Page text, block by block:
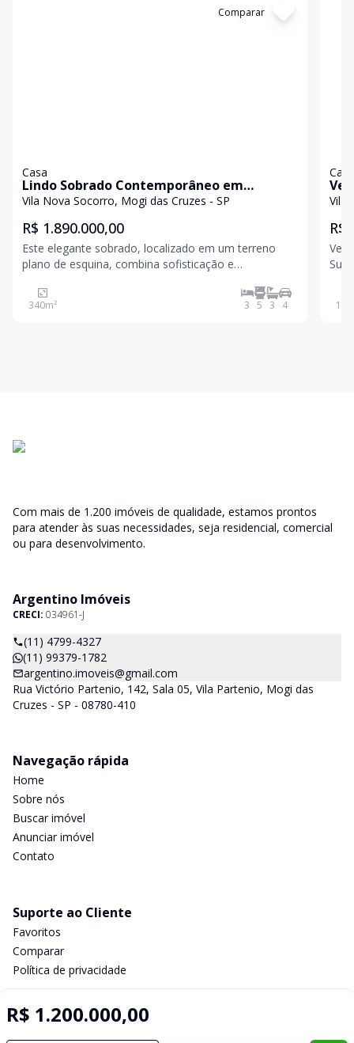
Comparar
Casa
Lindo Sobrado Contemporâneo em
Terreno de Esquina com 600 m²
Vila Nova Socorro, Mogi das Cruzes - SP
R$ 1.890.000,00
Este elegante sobrado, localizado em um terreno
plano de esquina, combina sofisticação e
pensado para propo
340m² 3 5 3 4
Casa
e
Vila
R$
Venda
Sua Família!
131
R$ 1.200.000,00
Com mais de 1.200 imóveis de qualidade, estamos prontos
para atender às suas necessidades, seja residencial, comercial
ou para desenvolvimento.
Argentino Imóveis
CRECI: 034961-J
(11) 4799-4327
(11) 99379-1782
argentino.imoveis@gmail.com
Rua Victório Partenio, 142, Sala 05, Vila Partenio, Mogi das
Cruzes - SP - 08780-410
Navegação rápida
Home
Sobre nós
Buscar imóvel
Anunciar imóvel
Contato
Suporte ao Cliente
Favoritos
Comparar
Política de privacidade